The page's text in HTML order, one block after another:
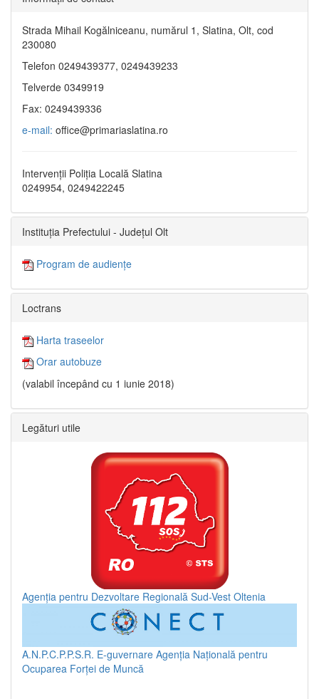
Strada Mihail Kogălniceanu, numărul 1, Slatina, Olt, cod
230080
Telefon 0249439377, 0249439233
Telverde 0349919
Fax: 0249439336
e-mail: office@primariaslatina.ro
Intervenții Poliția Locală Slatina
0249954, 0249422245
Instituția Prefectului - Județul Olt
Program de audiențe
Loctrans
Harta traseelor
Orar autobuze
(valabil începând cu 1 iunie 2018)
Legături utile
Agenția pentru Dezvoltare Regională Sud-Vest Oltenia
A.N.P.C.P.P.S.R. E-guvernare Agenția Națională pentru
Ocuparea Forței de Muncă